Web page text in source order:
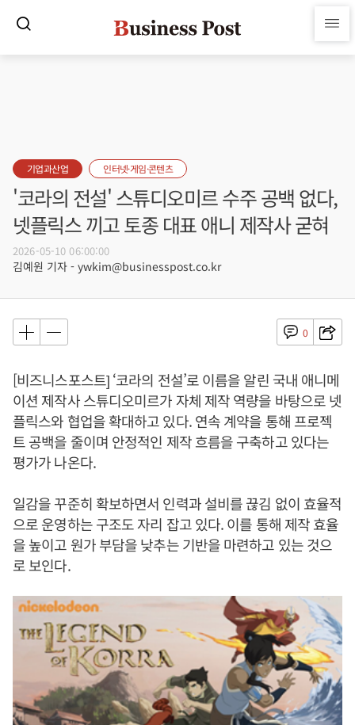
기업과산업 인터넷·게임·콘텐츠
'코라의 전설' 스튜디오미르 수주 공백 없다,
넷플릭스 끼고 토종 대표 애니 제작사 굳혀
2026-05-10 06:00:00
김예원 기자 - ywkim@businesspost.co.kr
0
[비즈니스포스트] ‘코라의 전설’로 이름을 알린 국내 애니메
이션 제작사 스튜디오미르가 자체 제작 역량을 바탕으로 넷
플릭스와 협업을 확대하고 있다. 연속 계약을 통해 프로젝
트 공백을 줄이며 안정적인 제작 흐름을 구축하고 있다는
평가가 나온다.
일감을 꾸준히 확보하면서 인력과 설비를 끊김 없이 효율적
으로 운영하는 구조도 자리 잡고 있다. 이를 통해 제작 효율
을 높이고 원가 부담을 낮추는 기반을 마련하고 있는 것으
로 보인다.